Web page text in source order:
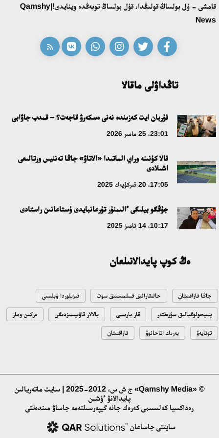
قازاق تىلىندەگى «قۇت» كونسەپتىسىنىڭ لينگۆومادەني سيپاتى
ابايدىڭ ادام تاربيەسى تۋرالى كوزقاراستارىنىڭ وزەكتىلىگى
مە؟
18:16، 20 شىلدە 2026
ۇلتتىق ءارحيۆتىڭ اشىلعانىنا 20 جىل: نەگىزگى جەتىستىكتەرى مەن
دامۋ باعىتى
مەملەكەت باسشىسى كوبەيتۇز كولىنىڭ جاي-كۇيىنە نازار اۋداردى
التىن وردا تاريحىن وقىتۋدىڭ يننوۆاسيالىق تاسىلدەرى ەنگىزىلەدى
قازاقستان ۇقك: ۋاقىت سىن-قاتەرلەرى جانە ۇلتتىق مۇددەنى قورعاۋ
17:49، 13 شىلدە 2026
ناۋقاستاردىڭ ەسەبىنەن بيزنەسىن دوڭگەلەتىپ وتىرعاندارعا باقىلاۋ
قامشى - ۇل بولساڭ قولىڭدا، قۇل بولساڭ توبەڭدە وينايدى!|Qamshy
News
تاڭداۋلى ماقالا
قۇربان ايت كەزىندە نەنى ەسكەرۋ قاجەت؟ – قمدب جاۋابى
23:01، 25 مامىر 2026
قالا كۇنىنە وراي الماتىدا «الاتاۋ» جاڭا تەننيس ورتالىعى
اشىلادى
17:05، 20 قىركۇيەك 2025
جۇڭگو بيلىگى ءالىمنۇر تۇرعانبايدى ۇستاعانىن راستادى
10:17، 14 تامىز 2025
ەڭ كوپ پايدالانىلعان
جاڭا قازاقستان حالىقارالىق قىىلمىستىق سوت قىزىلوردا وبلىسى
پسيحولوگيالىق سۋرەتتەر قار بارىسى بالالار قاۋىپسىزدىگى ەركىن ومار
توقايەۆ بەرىك اتاحانوۆ قازاقستان
© «Qamshy Media» ج ش س، 2012-2025 | سايت ماتەريالىن
پايدالانۋ ءۇشىن
رەداكسيا كەلىسىمى كەرەك جانە گيپەرسىلتەمە جاساۋ مىندەتتى
سايتتى جاساعان